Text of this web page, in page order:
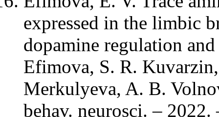
expressed in the limbic
dopamine regulation
Efimova, S. R.
Merkulyeva, A. B.
behav. neurosci. –